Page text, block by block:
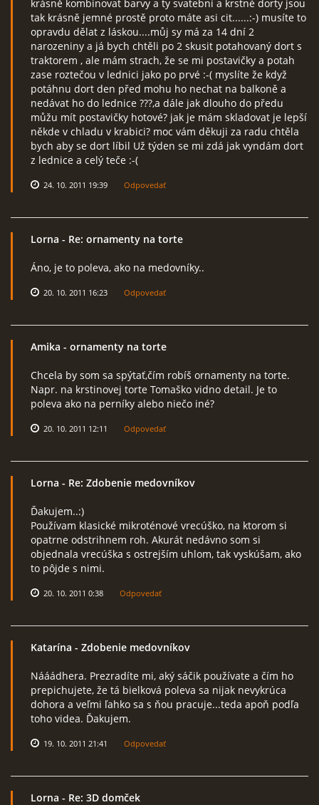
krásně kombinovat barvy a ty svatební a krstné dorty jsou
tak krásně jemné prostě proto máte asi cit......:-) musíte to
opravdu dělat z láskou....můj sy má za 14 dní 2
narozeniny a já bych chtěli po 2 skusit potahovaný dort s
traktorem , ale mám strach, že se mi postavičky a potah
zase roztečou v lednici jako po prvé :-( myslíte že když
potáhnu dort den před mohu ho nechat na balkoně a
nedávat ho do lednice ???,a dále jak dlouho do předu
můžu mít postavičky hotové? jak je mám skladovat je lepší
někde v chladu v krabici? moc vám děkuji za radu chtěla
bych aby se dort líbil Už týden se mi zdá jak vyndám dort
z lednice a celý teče :-(
24. 10. 2011 19:39 Odpovedať
Lorna - Re: ornamenty na torte
Áno, je to poleva, ako na medovníky..
20. 10. 2011 16:23 Odpovedať
Amika - ornamenty na torte
Chcela by som sa spýtať,čím robíš ornamenty na torte.
Napr. na krstinovej torte Tomaško vidno detail. Je to
poleva ako na perníky alebo niečo iné?
20. 10. 2011 12:11 Odpovedať
Lorna - Re: Zdobenie medovníkov
Ďakujem..:)
Používam klasické mikroténové vrecúško, na ktorom si
opatrne odstrihnem roh. Akurát nedávno som si
objednala vrecúška s ostrejším uhlom, tak vyskúšam, ako
to pôjde s nimi.
20. 10. 2011 0:38 Odpovedať
Katarína - Zdobenie medovníkov
Nááádhera. Prezradíte mi, aký sáčik používate a čím ho
prepichujete, že tá bielková poleva sa nijak nevykrúca
dohora a veľmi ľahko sa s ňou pracuje...teda apoň podľa
toho videa. Ďakujem.
19. 10. 2011 21:41 Odpovedať
Lorna - Re: 3D domček